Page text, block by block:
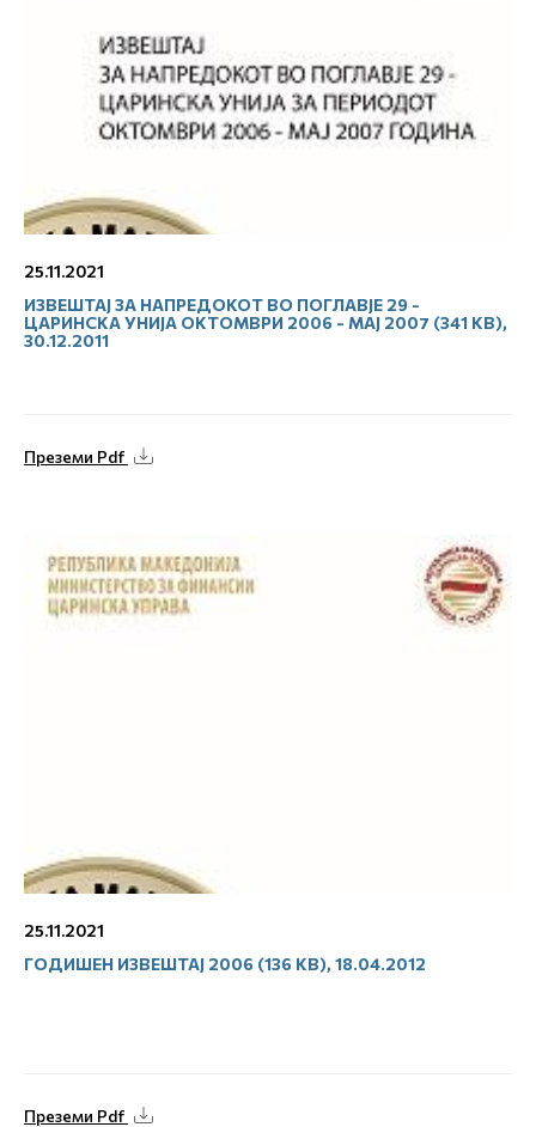
25.11.2021
ИЗВЕШТАЈ ЗА НАПРЕДОКОТ ВО ПОГЛАВЈЕ 29 -
ЦАРИНСКА УНИЈА ОКТОМВРИ 2006 - МАЈ 2007 (341 KB),
30.12.2011
Преземи Pdf
25.11.2021
ГОДИШЕН ИЗВЕШТАЈ 2006 (136 KB), 18.04.2012
Преземи Pdf